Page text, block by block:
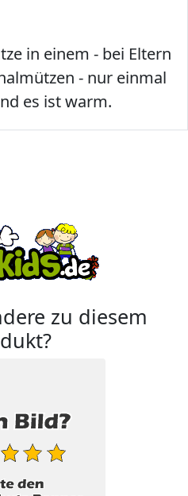
in einem - bei Eltern
- nur einmal
es ist warm.
zu diesem